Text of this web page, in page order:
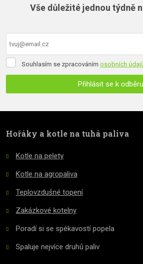
odeslat.
Vše důležité jednou týdně
Souhlasím
Souhlasím se zpracováním osobních
Přihlásit se k odběru
nepodařilo
Hořáky a kotle na tuhá paliva
Kotle na pelety
Kotle na agropaliva
Teplovzdušné topení
Zakázkové kotelny
Poradí si se spékavostí popela
Spaluje nejvíce druhů paliv